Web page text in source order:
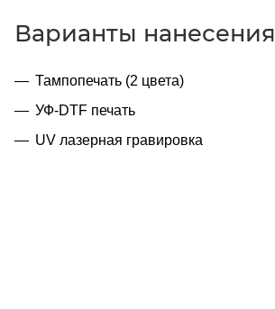
Варианты нанесения
Тампопечать (2 цвета)
УФ-DTF печать
UV лазерная гравировка